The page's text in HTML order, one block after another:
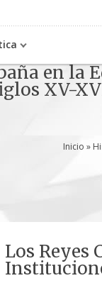
en la
XV-
Inicio »
Los Reyes